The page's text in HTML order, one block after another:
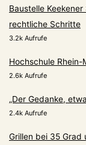
Baustelle
rechtliche Schritte
3.2k Aufrufe
Hochschule Rhein-
2.6k Aufrufe
„Der Gedanke,
2.4k Aufrufe
Grillen bei 35 Grad